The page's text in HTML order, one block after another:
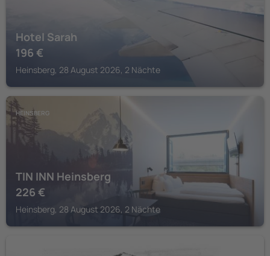
Hotel Sarah
196 €
Heinsberg, 28 August 2026, 2 Nächte
HEINSBERG
TIN INN Heinsberg
226 €
Heinsberg, 28 August 2026, 2 Nächte